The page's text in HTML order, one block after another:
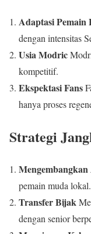
Adaptasi Pemain
dengan intensitas
Usia Modric
kompetitif.
Ekspektasi Fans
hanya proses
Strategi
pemain muda lokal.
Transfer Bijak
dengan senior